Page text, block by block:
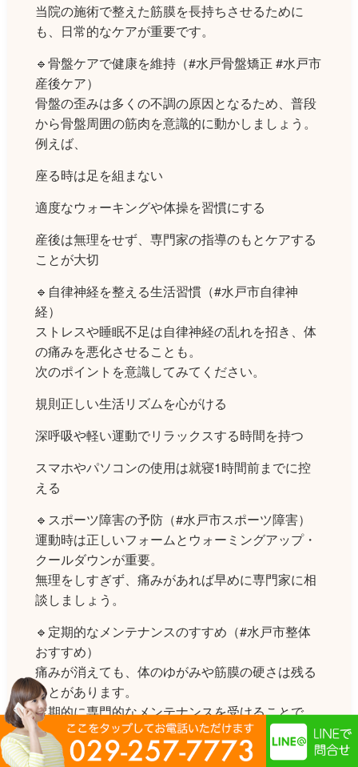
当院の施術で整えた筋膜を長持ちさせるために
も、日常的なケアが重要です。
🔹骨盤ケアで健康を維持（#水戸骨盤矯正 #水戸市
産後ケア）
骨盤の歪みは多くの不調の原因となるため、普段
から骨盤周囲の筋肉を意識的に動かしましょう。
例えば、
座る時は足を組まない
適度なウォーキングや体操を習慣にする
産後は無理をせず、専門家の指導のもとケアする
ことが大切
🔹自律神経を整える生活習慣（#水戸市自律神
経）
ストレスや睡眠不足は自律神経の乱れを招き、体
の痛みを悪化させることも。
次のポイントを意識してみてください。
規則正しい生活リズムを心がける
深呼吸や軽い運動でリラックスする時間を持つ
スマホやパソコンの使用は就寝1時間前までに控
える
🔹スポーツ障害の予防（#水戸市スポーツ障害）
運動時は正しいフォームとウォーミングアップ・
クールダウンが重要。
無理をしすぎず、痛みがあれば早めに専門家に相
談しましょう。
🔹定期的なメンテナンスのすすめ（#水戸市整体
おすすめ）
痛みが消えても、体のゆがみや筋膜の硬さは残る
ことがあります。
定期的に専門的なメンテナンスを受けることで、
健康な状態を長く保つことが可能です。
医心会みがわ整骨院では、ご自宅でできるセルフ